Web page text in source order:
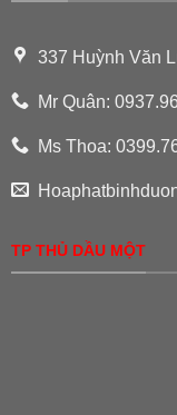
337 Huỳnh Văn
Mr Quân:
Ms Thoa:
TP THỦ DẦU MỘT